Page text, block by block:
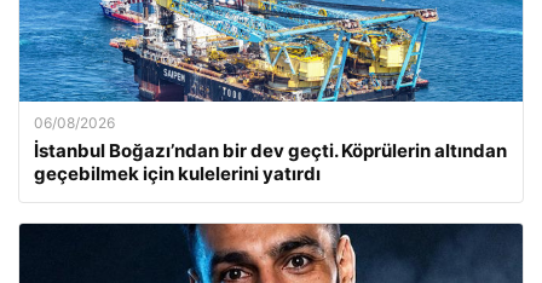
06/08/2026
İstanbul Boğazı’ndan bir dev geçti. Köprülerin altından
geçebilmek için kulelerini yatırdı